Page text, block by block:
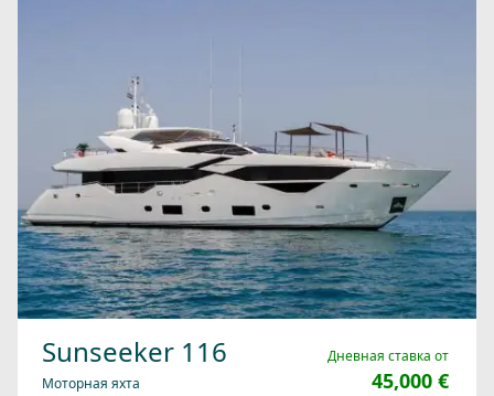
Sunseeker 116
Моторная яхта
Дневная ставка от
45,000 €